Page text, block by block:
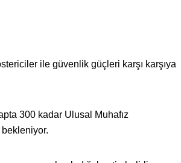
ile güvenlik güçleri karşı karşıya
300 kadar Ulusal Muhafız